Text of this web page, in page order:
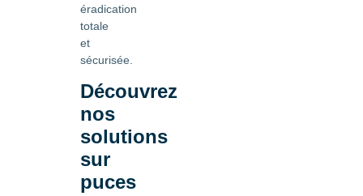
éradication
totale
et
sécurisée.
Découvrez
nos
solutions
sur
puces